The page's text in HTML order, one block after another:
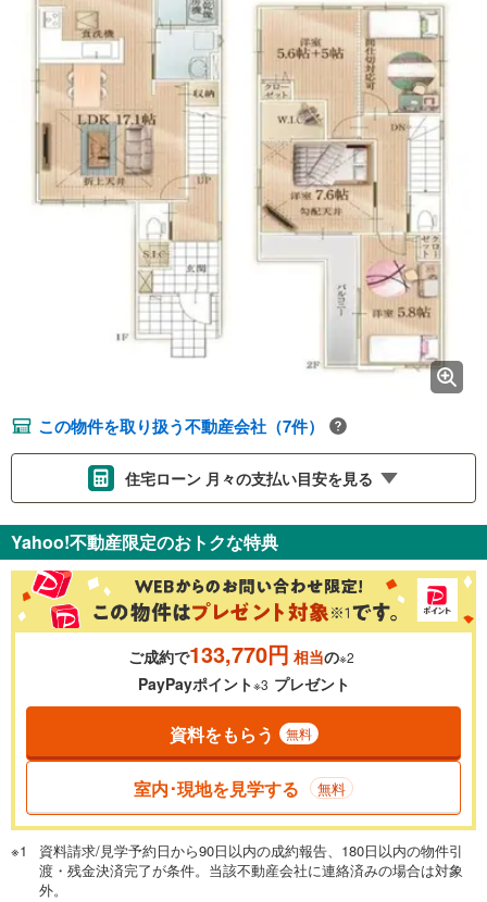
この物件を取り扱う不動産会社（7件）
住宅ローン 月々の支払い目安を見る
金利 ％
0.01%
一般的には最長35年まで借り入れ可能です。多くの金融機関
が完済時の年齢は80歳までを条件としています。
閉じる
頭金 万円
Yahoo!不動産限定のおトクな特典
ご成約で133,770円 相当の※2
PayPayポイント※3 プレゼント
資料をもらう 無料
室内･現地を見学する 無料
資料請求/見学予約日から90日以内の成約報告、180日以内の物件引
渡・残金決済完了が条件。当該不動産会社に連絡済みの場合は対象
外。